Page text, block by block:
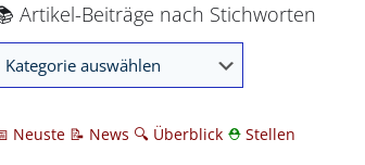
Artikel-Beiträge nach Stichworten
Neuste 📝 News 🔍 Überblick ⛑ Stellen